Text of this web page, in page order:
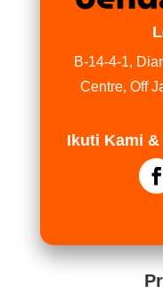
B-14-4-1,
Centre, Off
Ikuti Kami